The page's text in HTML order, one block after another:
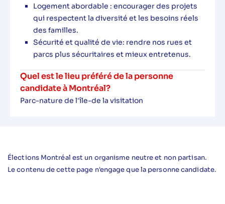
Logement abordable : encourager des projets
qui respectent la diversité et les besoins réels
des familles.
Sécurité et qualité de vie: rendre nos rues et
parcs plus sécuritaires et mieux entretenus.
Quel est le lieu préféré de la personne
candidate à Montréal?
Parc-nature de l'île-de la visitation
Élections Montréal est un organisme neutre et non partisan.
Le contenu de cette page n'engage que la personne candidate.